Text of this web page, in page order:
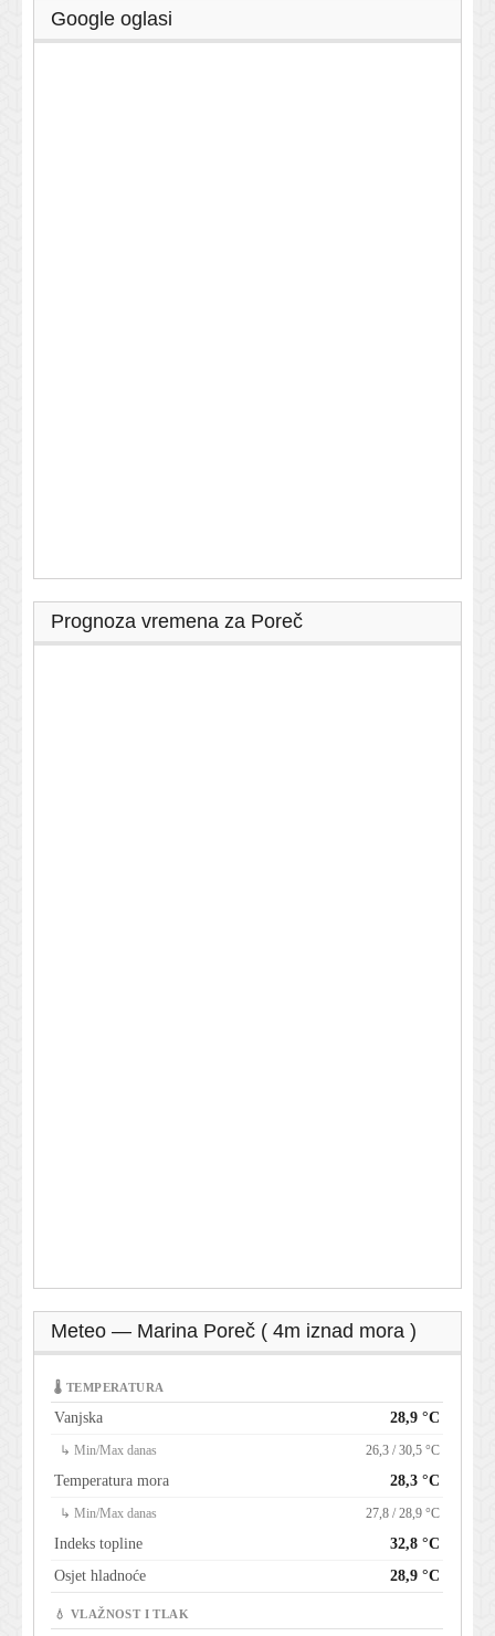
Google oglasi
Prognoza vremena za Poreč
Meteo — Marina Poreč ( 4m iznad mora )
🌡 TEMPERATURA
Vanjska 28,9 °C
↳ Min/Max danas 26,3 / 30,5 °C
Temperatura mora 28,3 °C
↳ Min/Max danas 27,8 / 28,9 °C
Indeks topline
32,8 °C
Osjet hladnoće
28,9 °C
💧 VLAŽNOST I TLAK